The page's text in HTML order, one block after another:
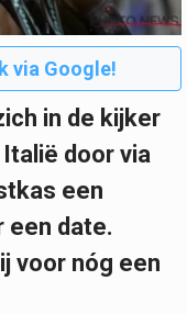
via Google!
in de kijker
door via
een
een date.
voor nóg een